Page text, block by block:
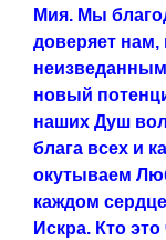
Мия. Мы
доверяет нам,
новый
наших Душ
блага всех и
окутываем
каждом
Искра. Кто